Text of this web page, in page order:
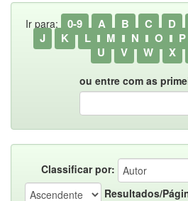
Ir para: 0-9 A B C D
J
K L M N O P
U
V W X
ou entre com as
Classificar por:
Resultados/